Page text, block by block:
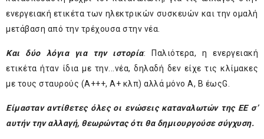
ενεργειακή ετικέτα των ηλεκτρικών συσκευών και την ομαλή
μετάβαση από την τρέχουσα στην νέα.
Και δύο λόγια για την ιστορία: Παλιότερα, η ενεργειακή
ετικέτα ήταν ίδια με την...νέα, δηλαδή δεν είχε τις κλίμακες
με τους σταυρούς (Α+++, Α+ κλπ) αλλά μόνο Α, Β έωςG.
Είμασταν αντίθετες όλες οι ενώσεις καταναλωτών της ΕΕ σ’
αυτήν την αλλαγή, θεωρώντας ότι θα δημιουργούσε σύγχυση.